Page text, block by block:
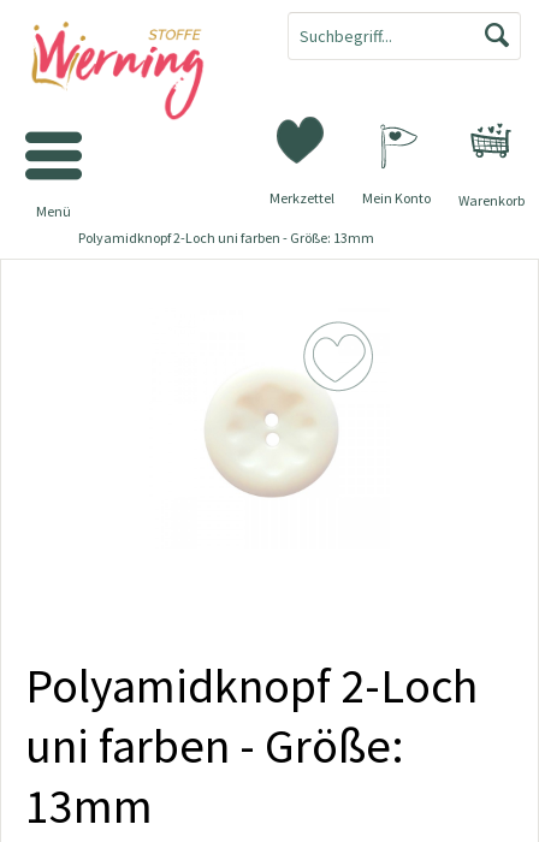
Warenkorb
Merkzettel Mein Konto
Menü
Polyamidknopf 2-Loch uni farben - Größe: 13mm
Polyamidknopf 2-Loch
uni farben - Größe:
13mm